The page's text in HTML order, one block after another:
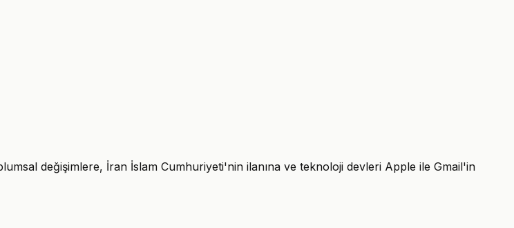
değişimlere, İran İslam Cumhuriyeti'nin ilanına ve teknoloji devleri Apple ile Gmail'in